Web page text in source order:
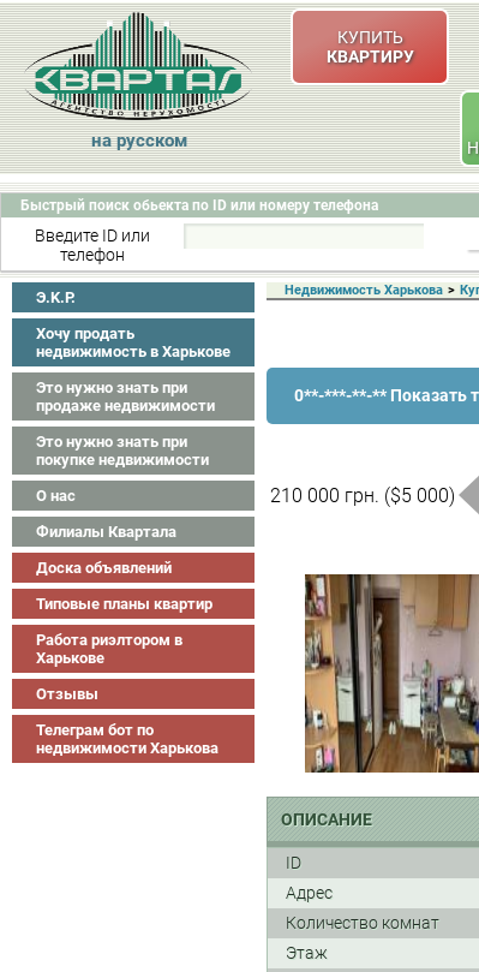
на русском
КУПИТЬ
КВАРТИРУ
Быстрый поиск обьекта по ID или номеру телефона
Введите ID или
телефон
Э.K.P.
Хочу продать
недвижимость в Харькове
Это нужно знать при
продаже недвижимости
Это нужно знать при
покупке недвижимости
О нас
Филиалы Квартала
Доска объявлений
Типовые планы квартир
Работа риэлтором в
Харькове
Отзывы
Телеграм бот по
недвижимости Харькова
Недвижимость Харькова >
0**-***-**-** Показать
210 000 грн. ($5 000)
ОПИСАНИЕ
ID
Адрес
Количество комнат
Этаж